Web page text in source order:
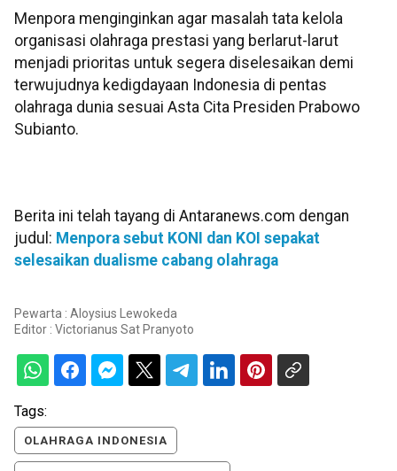
Menpora menginginkan agar masalah tata kelola
organisasi olahraga prestasi yang berlarut-larut
menjadi prioritas untuk segera diselesaikan demi
terwujudnya kedigdayaan Indonesia di pentas
olahraga dunia sesuai Asta Cita Presiden Prabowo
Subianto.
Berita ini telah tayang di Antaranews.com dengan
judul: Menpora sebut KONI dan KOI sepakat
selesaikan dualisme cabang olahraga
Pewarta : Aloysius Lewokeda
Editor : Victorianus Sat Pranyoto
Tags:
OLAHRAGA INDONESIA